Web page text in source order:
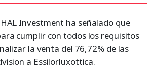
Investment ha señalado que
cumplir con todos los requisitos
la venta del 76,72% de las
a Essilorluxottica.